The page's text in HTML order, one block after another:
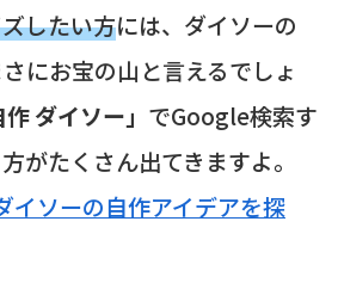
したい方には、ダイソーの
にお宝の山と言えるでしょ
ダイソー」 でGoogle検索す
がたくさん出てきますよ。
イソーの自作アイデアを探